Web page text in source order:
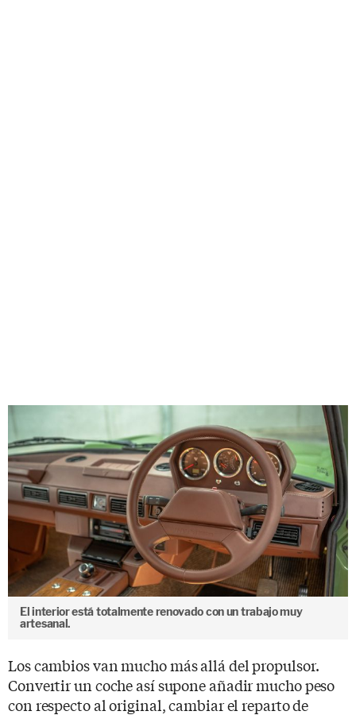
El interior está totalmente renovado con un trabajo muy
artesanal.
Los cambios van mucho más allá del propulsor.
Convertir un coche así supone añadir mucho peso
con respecto al original, cambiar el reparto de